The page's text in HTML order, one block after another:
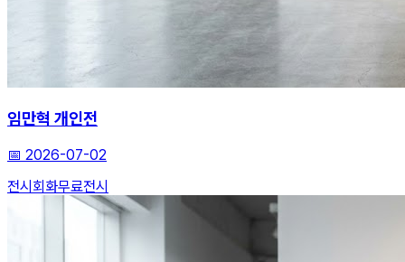
임만혁 개인전
📅 2026-07-02
전시 회화무료전시